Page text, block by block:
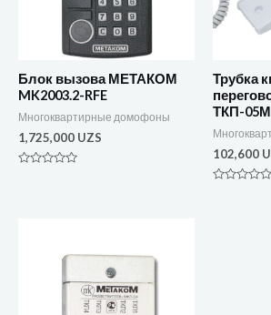
Блок вызова МЕТАКОМ
MK2003.2-RFE
Многоквартирные домофоны
1,725,000 UZS
Трубка
ТКП-05М
102,600